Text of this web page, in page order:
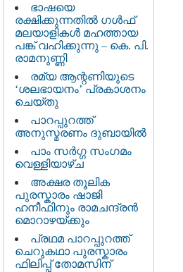
ഭാഷയെ
രക്ഷിക്കുന്നതില്‍ ഗള്‍ഫ്
മലയാളികള്‍ മഹത്തായ
പങ്ക് വഹിക്കുന്നു – കെ. പി.
രാമനുണ്ണി
രമ്യ ആന്റണിയുടെ
‘ശലഭായനം’ പ്രകാശനം
ചെയ്തു
പാറപ്പുറത്ത്
അനുസ്മരണം ദുബായില്‍
പാം സര്‍ഗ്ഗ സംഗമം
വെള്ളിയാഴ്ച
അക്ഷര തൂലിക
പുരസ്കാരം ഷാജി
ഹനീഫിനും രാമചന്ദ്രന്‍
മൊറാഴയ്ക്കും
പ്രഥമ പാറപ്പുറത്ത്
ചെറുകഥാ പുരസ്കാരം
ഫിലിപ്പ് തോമസിന്